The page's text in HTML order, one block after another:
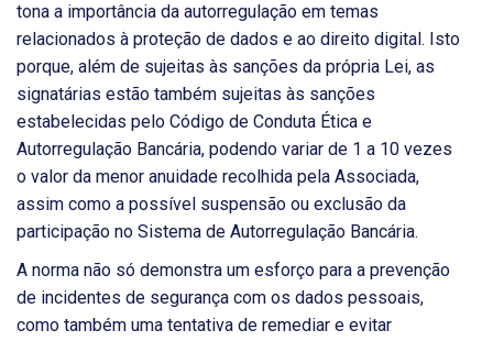
tona a importância da autorregulação em temas
relacionados à proteção de dados e ao direito digital. Isto
porque, além de sujeitas às sanções da própria Lei, as
signatárias estão também sujeitas às sanções
estabelecidas pelo Código de Conduta Ética e
Autorregulação Bancária, podendo variar de 1 a 10 vezes
o valor da menor anuidade recolhida pela Associada,
assim como a possível suspensão ou exclusão da
participação no Sistema de Autorregulação Bancária.
A norma não só demonstra um esforço para a prevenção
de incidentes de segurança com os dados pessoais,
como também uma tentativa de remediar e evitar